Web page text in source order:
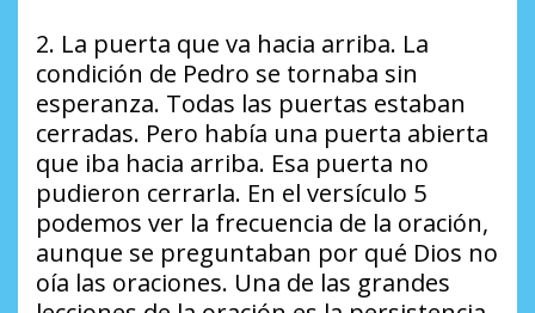
2. La puerta que va hacia arriba. La
condición de Pedro se tornaba sin
esperanza. Todas las puertas estaban
cerradas. Pero había una puerta abierta
que iba hacia arriba. Esa puerta no
pudieron cerrarla. En el versículo 5
podemos ver la frecuencia de la oración,
aunque se preguntaban por qué Dios no
oía las oraciones. Una de las grandes